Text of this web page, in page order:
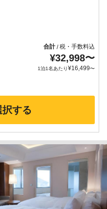
合計/税・手数料込
¥32,998〜
1泊1名あたり¥16,499〜
択する